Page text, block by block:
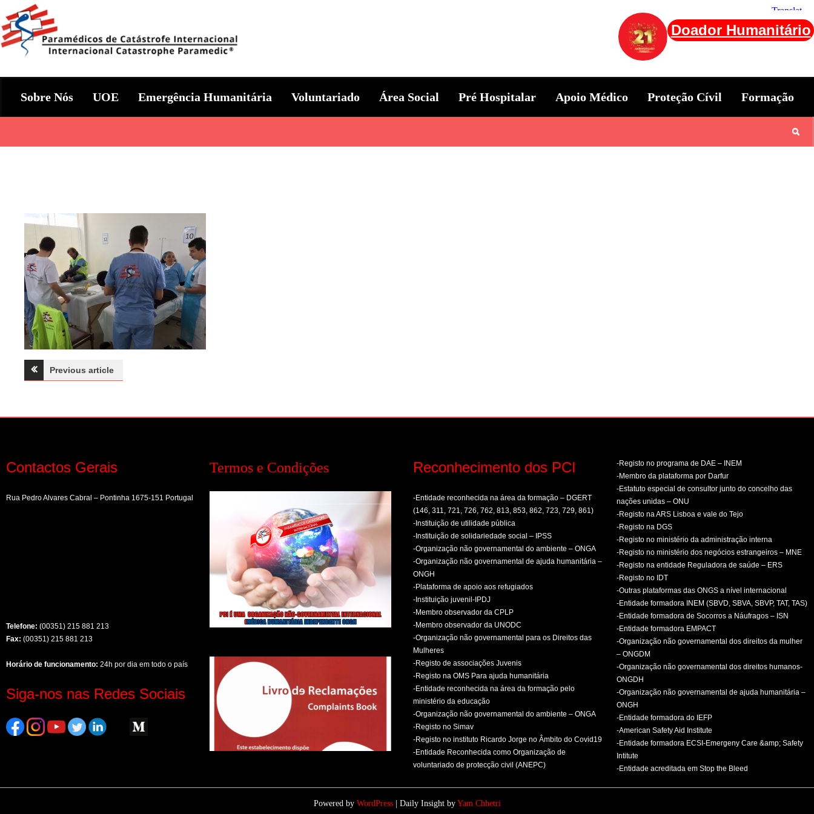
to
content
Doador Humanitário
Sobre Nós UOE Emergência Humanitária Voluntariado Área Social Pré Hospitalar Apoio Médico Proteção Cívil Formação
Navegação
artigos
Previous article
Contactos Gerais
Rua Pedro Alvares Cabral – Pontinha 1675-151 Portugal
Telefone: (00351) 215 881 213
Fax: (00351) 215 881 213
Horário de funcionamento: 24h por dia em todo o país
Siga-nos nas Redes Sociais
Termos e Condições Reconhecimento dos PCI
-Entidade reconhecida na área da formação – DGERT
(146, 311, 721, 726, 762, 813, 853, 862, 723, 729, 861)
-Instituição de utilidade pública
-Instituição de solidariedade social – IPSS
-Organização não governamental do ambiente – ONGA
-Organização não governamental de ajuda humanitária –
ONGH
-Plataforma de apoio aos refugiados
-Instituição juvenil-IPDJ
-Membro observador da CPLP
-Membro observador da UNODC
-Organização não governamental para os Direitos das
Mulheres
-Registo de associações Juvenis
-Registo na OMS Para ajuda humanitária
-Entidade reconhecida na área da formação pelo
ministério da educação
-Organização não governamental do ambiente – ONGA
-Registo no Simav
-Registo no instituto Ricardo Jorge no Âmbito do Covid19
-Entidade Reconhecida como Organização de
voluntariado de protecção civil (ANEPC)
-Registo no programa de DAE – INEM
-Membro da plataforma por Darfur
-Estatuto especial de consultor junto do concelho das
nações unidas – ONU
-Registo na ARS Lisboa e vale do Tejo
-Registo na DGS
-Registo no ministério da administração interna
-Registo no ministério dos negócios estrangeiros – MNE
-Registo na entidade Reguladora de saúde – ERS
-Registo no IDT
-Outras plataformas das ONGS a nível internacional
-Entidade formadora INEM (SBVD, SBVA, SBVP, TAT, TAS)
-Entidade formadora de Socorros a Náufragos – ISN
-Entidade formadora EMPACT
-Organização não governamental dos direitos da mulher
– ONGDM
-Organização não governamental dos direitos humanos-
ONGDH
-Organização não governamental de ajuda humanitária –
ONGH
-Entidade formadora do IEFP
-American Safety Aid Institute
-Entidade formadora ECSI-Emergeny Care &amp; Safety
Intitute
-Entidade acreditada em Stop the Bleed
Powered by WordPress| Daily Insight by Yam Chhetri